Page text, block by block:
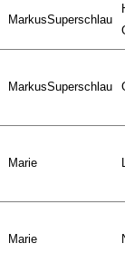
MarkusSuperschlau
MarkusSuperschlau
Marie
Marie